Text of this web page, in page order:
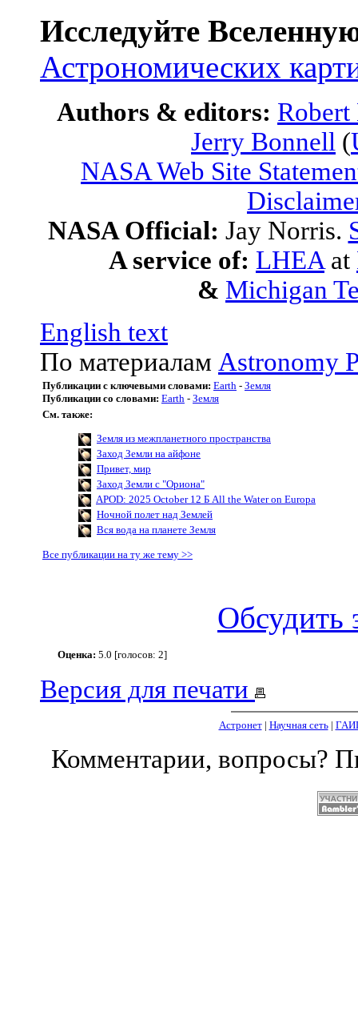
Исследуйте
Астрономических
Authors & editors:
Jerry Bonnell (
NASA Web Site
NASA Official: Jay Norris.
A service of: LHEA at
& Michigan
English text
По материалам Astronomy
Публикации с ключевыми словами: Earth - Земля
Публикации со словами: Earth - Земля
См. также:
Земля из межпланетного пространства
Заход Земли на айфоне
Привет, мир
Заход Земли с "Ориона"
APOD: 2025 October 12 Б All the Water on Europa
Ночной полет над Землей
Вся вода на планете Земля
Все публикации на ту же тему >>
Обсудить
Оценка: 5.0 [голосов: 2]
Версия для печати
Астронет| Научная сеть|
Комментарии, вопросы?